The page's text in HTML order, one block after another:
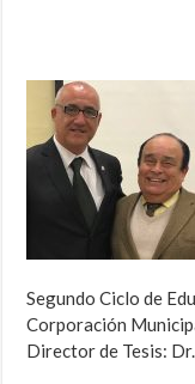
Segundo Ciclo de
Corporación
Director de Tesis: